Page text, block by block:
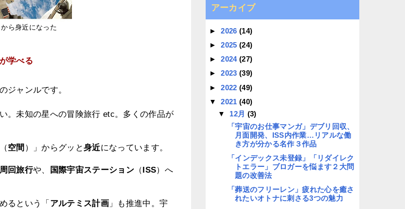
ら身近になった
学べる
ジャンルです。
。未知の星への冒険旅行 etc。 多くの作品が
（空間 ）」からグッと身近になっています。
回旅行や、 国際宇宙ステーション （ISS）へ
るという「 アルテミス計画 」も推進中。宇
アーカイブ
►2026(14)
►2025(24)
►2024(27)
►2023(39)
►2022(49)
▼2021(40)
▼ 12月 (3)
「宇宙のお仕事マンガ」デブリ回収、
月面開発、ISS内作業…リアルな働
き方が分かる名作３作品
「インデックス未登録」「リダイレク
トエラー」ブロガーを悩ます２大問
題の改善法
「葬送のフリーレン」疲れた心を癒さ
れたいオトナに刺さる3つの魅力